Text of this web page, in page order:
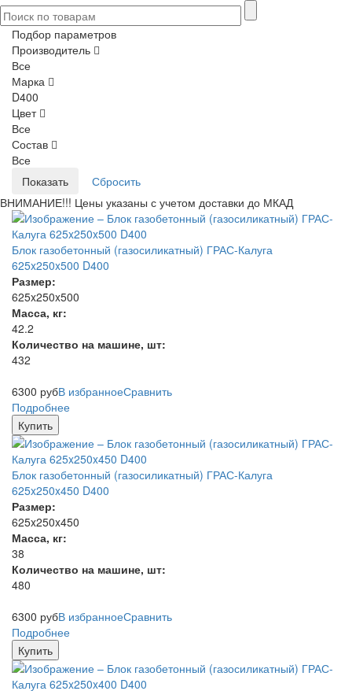
Подбор параметров
Производитель
Все
Марка
D400
Цвет
Все
Состав
Все
ВНИМАНИЕ!!! Цены указаны с учетом доставки до МКАД
Блок газобетонный (газосиликатный) ГРАС-Калуга
625x250x500 D400
Размер:
625x250x500
Масса, кг:
42.2
Количество на машине, шт:
432
6300 рубВ избранноеСравнить
Подробнее
Купить
Блок газобетонный (газосиликатный) ГРАС-Калуга
625x250x450 D400
Размер:
625x250x450
Масса, кг:
38
Количество на машине, шт:
480
6300 рубВ избранноеСравнить
Подробнее
Купить